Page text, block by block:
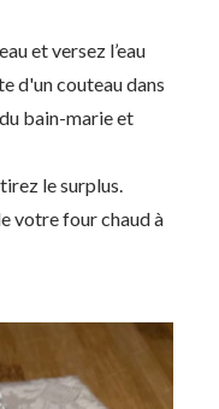
et versez l’eau
d'un couteau dans
bain-marie et
le surplus.
votre four chaud à